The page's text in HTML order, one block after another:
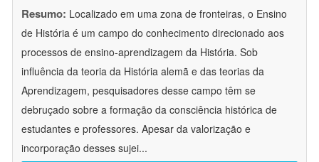
Resumo: Localizado em uma zona de fronteiras, o Ensino
de História é um campo do conhecimento direcionado aos
processos de ensino-aprendizagem da História. Sob
influência da teoria da História alemã e das teorias da
Aprendizagem, pesquisadores desse campo têm se
debruçado sobre a formação da consciência histórica de
estudantes e professores. Apesar da valorização e
incorporação desses sujei...